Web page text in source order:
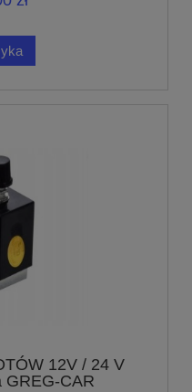
12V / 24 V
GREG-CAR